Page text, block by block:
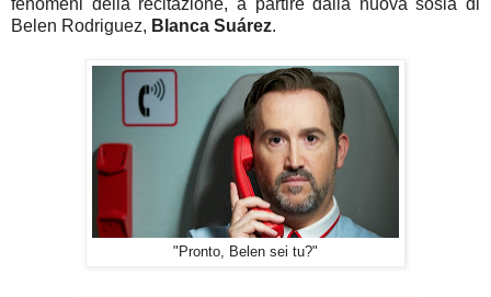
Belen Rodriguez, Blanca Suárez.
"Pronto, Belen sei tu?"